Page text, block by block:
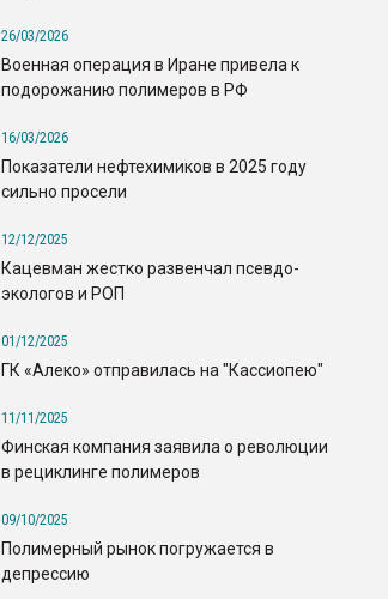
26/03/2026
Военная операция в Иране привела к
подорожанию полимеров в РФ
16/03/2026
Показатели нефтехимиков в 2025 году
сильно просели
12/12/2025
Кацевман жестко развенчал псевдо-
экологов и РОП
01/12/2025
ГК «Алеко» отправилась на "Кассиопею"
11/11/2025
Финская компания заявила о революции
в рециклинге полимеров
09/10/2025
Полимерный рынок погружается в
депрессию